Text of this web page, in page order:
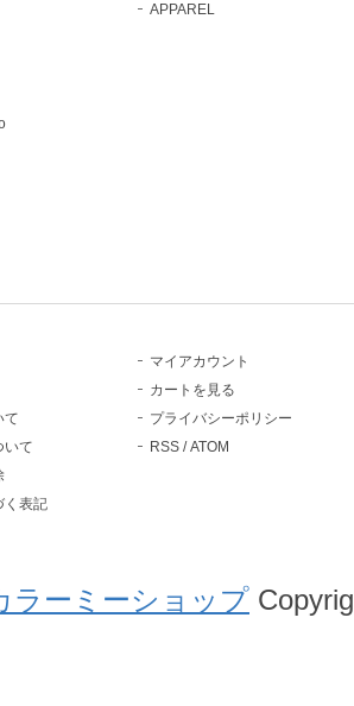
APPAREL
て
いて
く表記
マイアカウント
カートを見る
プライバシーポリシー
RSS /ATOM
ラーミーショップ